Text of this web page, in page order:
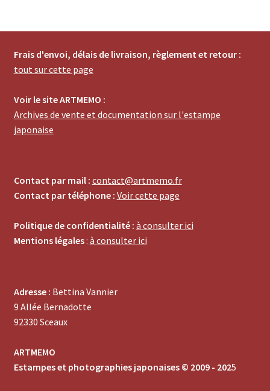
Frais d'envoi, délais de livraison, règlement et retour :
tout sur cette page
Voir le site ARTMEMO :
Archives de vente et documentation sur l'estampe
japonaise
Contact par mail : contact@artmemo.fr
Contact par téléphone : Voir cette page
Politique de confidentialité : à consulter ici
Mentions légales: à consulter ici
Adresse : Bettina Vannier
9 Allée Bernadotte
92330 Sceaux
ARTMEMO
Estampes et photographies japonaises © 2009 - 2025